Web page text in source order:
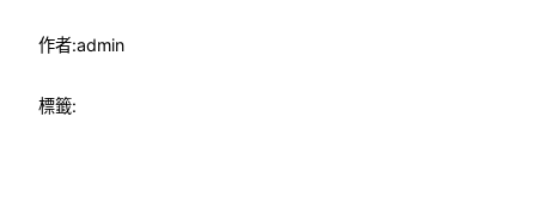
作者:admin
標籤: